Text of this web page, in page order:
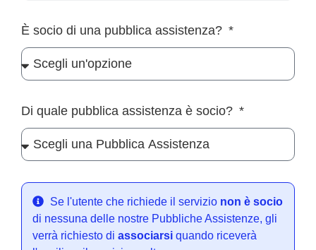
È socio di una pubblica assistenza?
Di quale pubblica assistenza è socio?
Se l'utente che richiede il servizio non è socio
di nessuna delle nostre Pubbliche Assistenze, gli
verrà richiesto di associarsi quando riceverà